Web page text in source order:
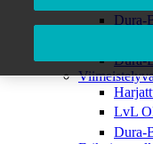
Dura-
Dura-
Dura-
LvL
Dura-